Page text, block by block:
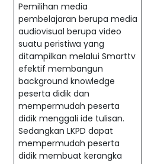
Pemilihan media
pembelajaran berupa media
audiovisual berupa video
suatu peristiwa yang
ditampilkan melalui Smarttv
efektif membangun
background knowledge
peserta didik dan
mempermudah peserta
didik menggali ide tulisan.
Sedangkan LKPD dapat
mempermudah peserta
didik membuat kerangka